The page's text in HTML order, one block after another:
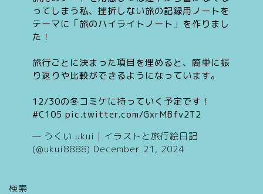
ってしまう私、挫折しない旅の記録用ノートを
テーマに「旅のハイライトノート」を作りまし
た！
旅行ごとに決まった項目を埋めると、簡単に振
り返りや比較ができるようになっています。
12/30の冬コミケに持っていく予定です！
#C105 pic.twitter.com/GxrMBfv2T2
— うくい ukui｜イラストと旅行絵日記
(@ukui8888) December 21, 2024
検索